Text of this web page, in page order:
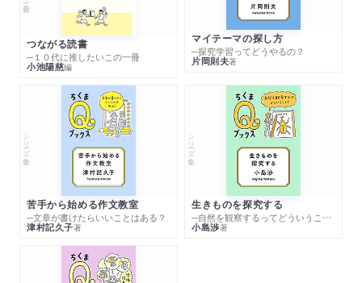
つながる読書
─１０代に推したいこの一冊
小池陽慈編
マイテーマの探し方
─探究学習ってどうやるの？
片岡則夫著
シリーズ・全集
苦手から始める作文教室
─文章が書けたらいいことはある？
津村記久子著
シリーズ・全集
生きものを探究する
─自然を観察するってどういうこと？
小島渉著